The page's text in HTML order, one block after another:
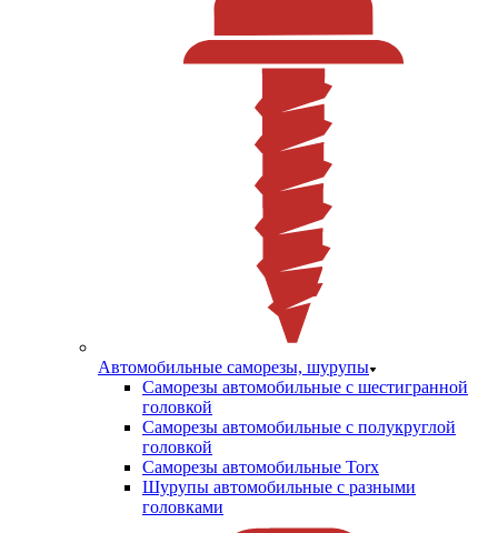
Автомобильные саморезы, шурупы
Саморезы автомобильные с шестигранной
головкой
Саморезы автомобильные с полукруглой
головкой
Саморезы автомобильные Torx
Шурупы автомобильные с разными
головками